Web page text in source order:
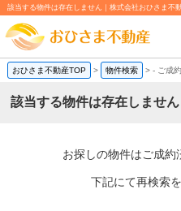
該当する物件は存在しません｜株式会社おひさま不
おひさま不動産TOP > 物件検索 >- ご成
該当する物件は存在しません
お探しの物件はご成約
下記にて再検索